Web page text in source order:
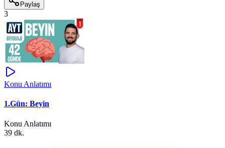
Paylaş
3
Konu Anlatımı
1.Gün: Beyin
Konu Anlatımı
39 dk.